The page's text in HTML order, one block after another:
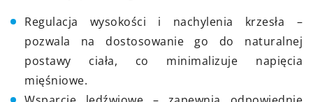
Regulacja wysokości i nachylenia krzesła –
pozwala na dostosowanie go do naturalnej
postawy ciała, co minimalizuje napięcia
mięśniowe.